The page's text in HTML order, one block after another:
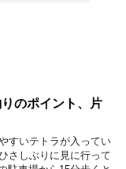
のポイント、片
すいテトラが入ってい
さしぶりに見に行って